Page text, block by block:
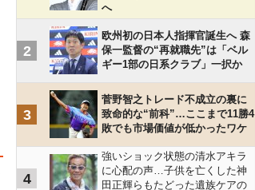
へ
2
欧州初の日本人指揮官誕生へ 森
保一監督の“再就職先”は「ベル
ギー1部の日系クラブ」一択か
3
菅野智之トレード不成立の裏に
致命的な“前科”…ここまで11勝4
敗でも市場価値が低かったワケ
4
強いショック状態の清水アキラ
に心配の声…子供を亡くした神
田正輝らもたどった遺族ケアの